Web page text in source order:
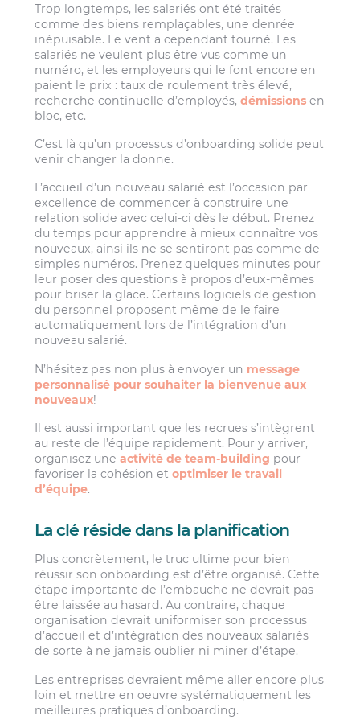
Trop longtemps, les salariés ont été traités
comme des biens remplaçables, une denrée
inépuisable. Le vent a cependant tourné. Les
salariés ne veulent plus être vus comme un
numéro, et les employeurs qui le font encore en
paient le prix : taux de roulement très élevé,
recherche continuelle d’employés,démissions en
bloc, etc.
C’est là qu’un processus d’onboarding solide peut
venir changer la donne.
L’accueil d’un nouveau salarié est l’occasion par
excellence de commencer à construire une
relation solide avec celui-ci dès le début. Prenez
du temps pour apprendre à mieux connaître vos
nouveaux, ainsi ils ne se sentiront pas comme de
simples numéros. Prenez quelques minutes pour
leur poser des questions à propos d’eux-mêmes
pour briser la glace. Certains logiciels de gestion
du personnel proposent même de le faire
automatiquement lors de l’intégration d’un
nouveau salarié.
N’hésitez pas non plus à envoyer un message
personnalisé pour souhaiter la bienvenue aux
nouveaux!
Il est aussi important que les recrues s’intègrent
au reste de l’équipe rapidement. Pour y arriver,
organisez uneactivité de team-building pour
favoriser la cohésion etoptimiser le travail
d’équipe.
La clé réside dans la planification
Plus concrètement, le truc ultime pour bien
réussir son onboarding est d’être organisé. Cette
étape importante de l’embauche ne devrait pas
être laissée au hasard. Au contraire, chaque
organisation devrait uniformiser son processus
d’accueil et d’intégration des nouveaux salariés
de sorte à ne jamais oublier ni miner d’étape.
Les entreprises devraient même aller encore plus
loin et mettre en oeuvre systématiquement les
meilleures pratiques d’onboarding.